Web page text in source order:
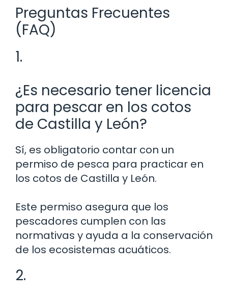
Preguntas Frecuentes
(FAQ)
1.
¿Es necesario tener licencia
para pescar en los cotos
de Castilla y León?
Sí, es obligatorio contar con un
permiso de pesca para practicar en
los cotos de Castilla y León.
Este permiso asegura que los
pescadores cumplen con las
normativas y ayuda a la conservación
de los ecosistemas acuáticos.
2.